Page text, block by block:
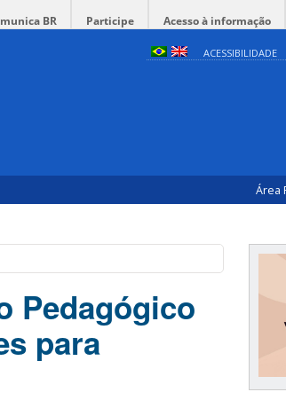
BR Participe Acesso à informação
ACESSIBILIDADE
Área
Pedagógico
para